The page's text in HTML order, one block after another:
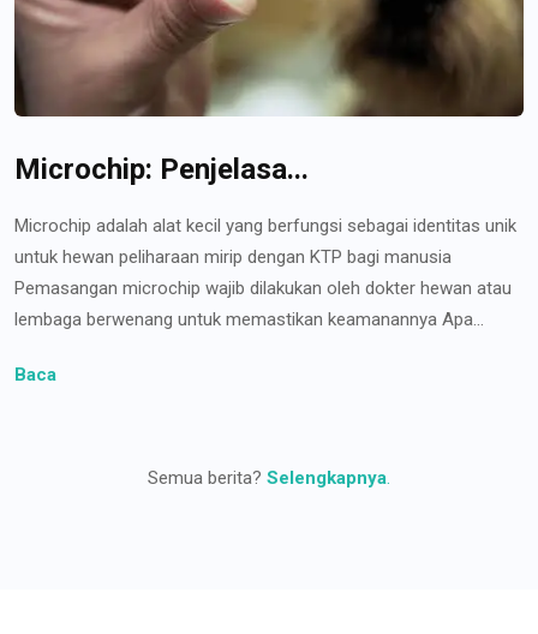
Microchip: Penjelasa...
Microchip adalah alat kecil yang berfungsi sebagai identitas unik
untuk hewan peliharaan mirip dengan KTP bagi manusia
Pemasangan microchip wajib dilakukan oleh dokter hewan atau
lembaga berwenang untuk memastikan keamanannya Apa...
Baca
Semua berita? Selengkapnya